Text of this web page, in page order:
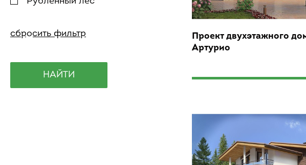
Проект двухэтажного
Артурио